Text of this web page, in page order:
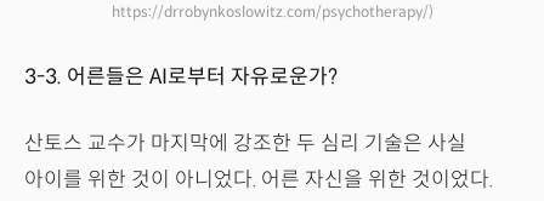
https://drrobynkoslowitz.com/psychotherapy/)
3-3. 어른들은 AI로부터 자유로운가?
산토스 교수가 마지막에 강조한 두 심리 기술은 사실
아이를 위한 것이 아니었다. 어른 자신을 위한 것이었다.